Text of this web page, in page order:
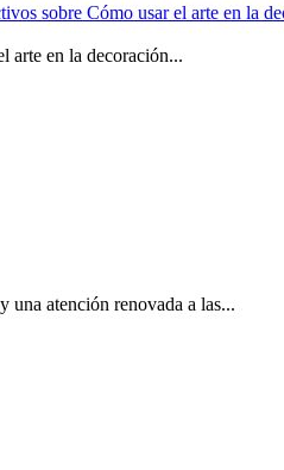
arte en la decoración...
una atención renovada a las...